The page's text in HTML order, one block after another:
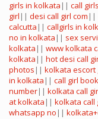
girls in kolkata || call
girl || desi call girl com ||
calcutta || callgirls in
no in kolkata || sex
kolkata || www kolkata
kolkata || hot desi call
photos || kolkata escort
in kolkata || call girl
number|| kolkata call
at kolkata || kolkata call
whatsapp no ||